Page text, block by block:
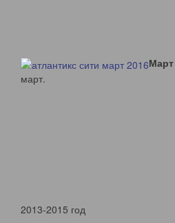
март.
2013-2015 год